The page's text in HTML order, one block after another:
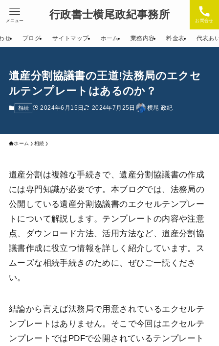
行政書士横尾政紀事務所 お問合せ
メニュー
せ ブログ サイトマップ ホーム 業務内容 料金表 代表あ
遺産分割協議書の王道!法務局のエクセ
ルテンプレートはあるのか？
相続 2024年6月15日 2024年7月25日 横尾 政紀
ホーム 相続
遺産分割は複雑な手続きで、遺産分割協議書の作成
には専門知識が必要です。本ブログでは、法務局の
公開している遺産分割協議書のエクセルテンプレー
トについて解説します。テンプレートの内容や注意
点、ダウンロード方法、活用方法など、遺産分割協
議書作成に役立つ情報を詳しく紹介しています。ス
ムーズな相続手続きのために、ぜひご一読くださ
い。
結論から言えば法務局で用意されているエクセルテ
ンプレートはありません。そこで今回はエクセルテ
ンプレートではPDFで公開されているテンプレート